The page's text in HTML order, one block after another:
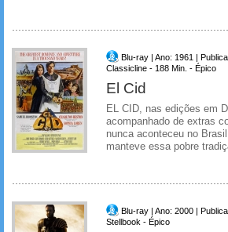
Blu-ray | Ano: 1961 |
Classicline - 188 Min. - Épico
El Cid
EL CID, nas edições em
acompanhado de extras
nunca aconteceu no
manteve essa pobre
Blu-ray | Ano: 2000 |
Stellbook - Épico